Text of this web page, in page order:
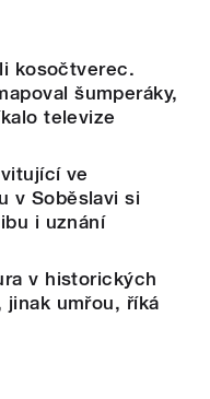
kosočtverec.
šumperáky,
televize
ve
v Soběslavi si
i uznání
v historických
umřou, říká